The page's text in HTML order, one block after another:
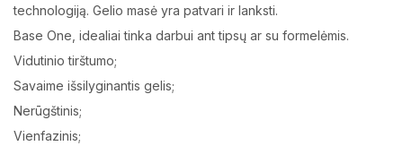
technologiją. Gelio masė yra patvari ir lanksti.
Base One, idealiai tinka darbui ant tipsų ar su formelėmis.
Vidutinio tirštumo;
Savaime išsilyginantis gelis;
Nerūgštinis;
Vienfazinis;